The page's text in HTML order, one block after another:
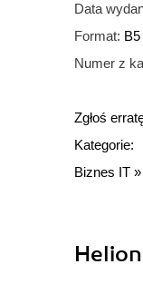
Data
Format: B5
Numer z
Zgłoś
Kategorie:
Biznes IT »